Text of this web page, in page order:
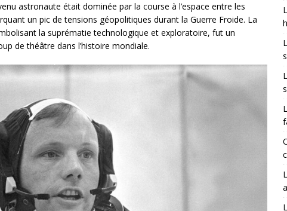
astronaute était dominée par la course à l’espace entre les
un pic de tensions géopolitiques durant la Guerre Froide. La
la suprématie technologique et exploratoire, fut un
de théâtre dans l’histoire mondiale.